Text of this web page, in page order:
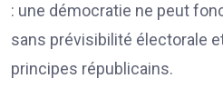
: une démocratie ne peut
sans prévisibilité électorale
principes républicains.